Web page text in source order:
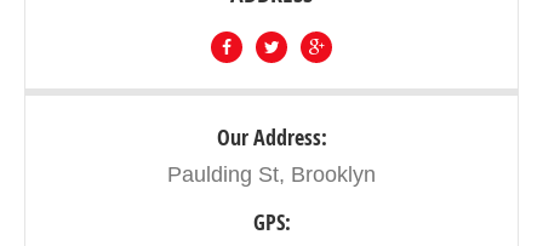
Our Address:
Paulding St, Brooklyn
GPS: